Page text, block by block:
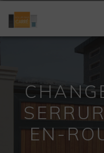
EN-